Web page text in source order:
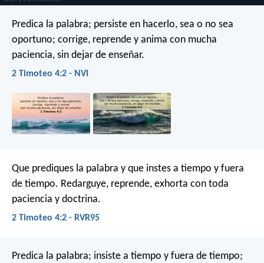
Predica la palabra; persiste en hacerlo, sea o no sea
oportuno; corrige, reprende y anima con mucha
paciencia, sin dejar de enseñar.
2 Timoteo 4:2 - NVI
Que prediques la palabra y que instes a tiempo y fuera
de tiempo. Redarguye, reprende, exhorta con toda
paciencia y doctrina.
2 Timoteo 4:2 - RVR95
Predica la palabra; insiste a tiempo y fuera de tiempo;